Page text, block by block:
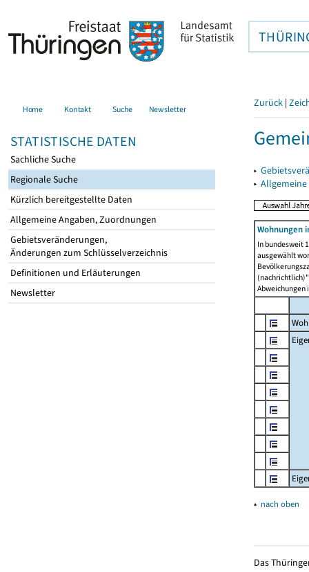
Home Kontakt Suche Newsletter
STATISTISCHE DATEN
Sachliche Suche
Regionale Suche
Kürzlich bereitgestellte Daten
Allgemeine Angaben, Zuordnungen
Gebietsveränderungen,
Änderungen zum Schlüsselverzeichnis
Definitionen und Erläuterungen
Newsletter
Zurück |
▸
▸
Wohnungen
In bundesweit
ausgewählt
Abweichungen
▴ nach oben
Das